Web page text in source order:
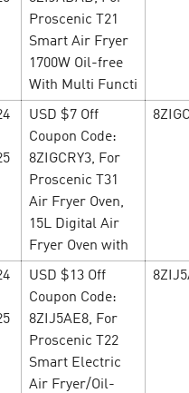
— игровые
Proscenic T21
Smart Air Fryer
1700W Oil-free
With Multi Functi
USD $7 Off
Coupon Code:
8ZIGCRY3, For
Proscenic T31
Air Fryer Oven,
15L Digital Air
Fryer Oven with
USD $13 Off
Coupon Code:
8ZIJ5AE8, For
Proscenic T22
Smart Electric
Air Fryer/Oil-